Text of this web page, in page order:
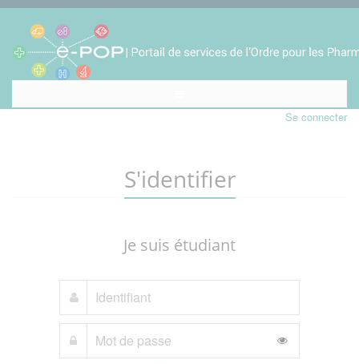
Se connecter
S'identifier
Je suis étudiant